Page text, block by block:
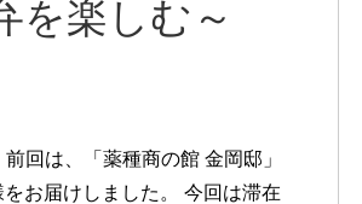
を楽しむ～
回は、「薬種商の館 金岡邸」
お届けしました。 今回は滞在